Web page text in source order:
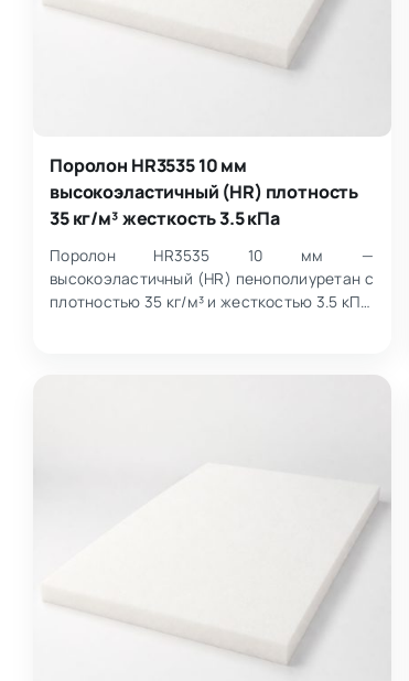
Поролон HR3535 10 мм
высокоэластичный (HR) плотность
35 кг/м³ жесткость 3.5 кПа
Поролон HR3535 10 мм —
высокоэластичный (HR) пенополиуретан с
плотностью 35 кг/м³ и жесткостью 3.5 кПа,